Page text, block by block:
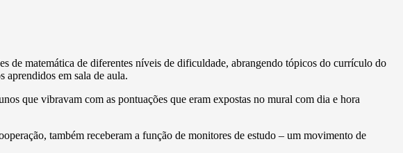
de matemática de diferentes níveis de dificuldade, abrangendo tópicos do currículo do
aprendidos em sala de aula.
que vibravam com as pontuações que eram expostas no mural com dia e hora
também receberam a função de monitores de estudo – um movimento de